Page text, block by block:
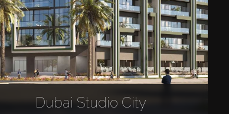
Dubai Studio City